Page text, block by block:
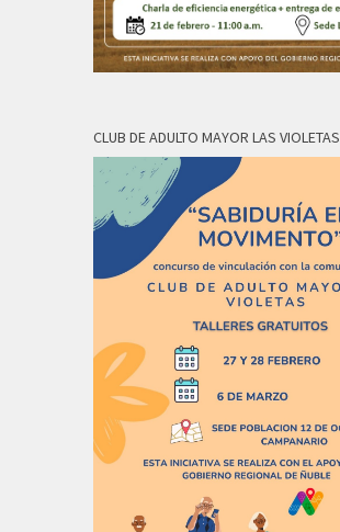
CLUB DE ADULTO MAYOR LAS VIOLETAS